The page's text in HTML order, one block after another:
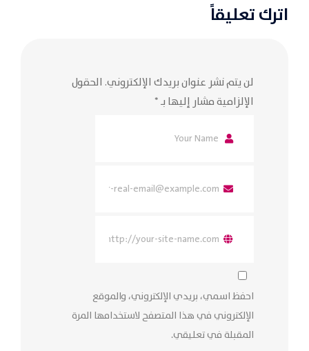
اترك تعليقاً
لن يتم نشر عنوان بريدك الإلكتروني. الحقول
الإلزامية مشار إليها بـ*
احفظ اسمي، بريدي الإلكتروني، والموقع
الإلكتروني في هذا المتصفح لاستخدامها المرة
المقبلة في تعليقي.